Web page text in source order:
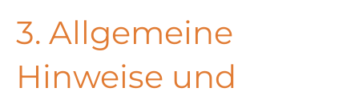
3. Allgemeine
Hinweise und